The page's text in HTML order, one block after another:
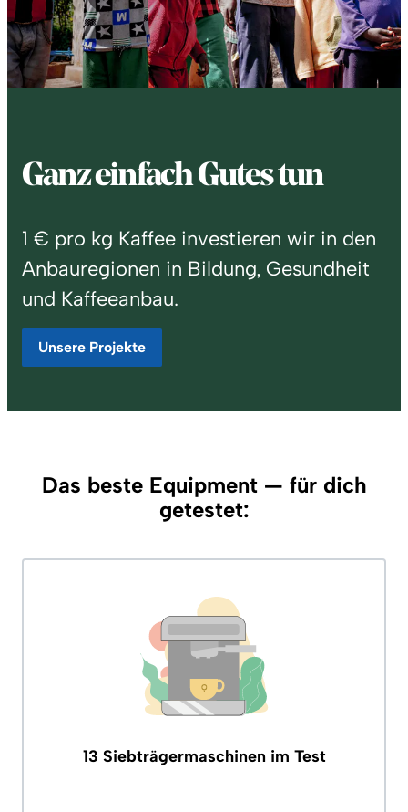
Ganz einfach Gutes tun
1 € pro kg Kaffee investieren wir in den
Anbauregionen in Bildung, Gesundheit
und Kaffeeanbau.
Unsere Projekte
Das beste Equipment — für dich
getestet:
13 Siebträgermaschinen im Test